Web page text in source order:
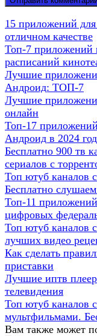
15 приложений
отличном качестве
Топ-7 приложений
расписаний
Лучшие
Андроид: ТОП-7
Лучшие
онлайн
Топ-17
Андроид в 2024
Бесплатно 900 тв
сериалов с
Топ ютуб каналов
Бесплатно
Топ-11
цифровых
Топ ютуб каналов
лучших видео
Как сделать
приставки
Лучшие иптв
телевидения
Топ ютуб каналов
мультфильмами.
Вам также может